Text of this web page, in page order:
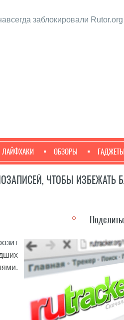
заблокировали
ЛАЙФХАКИ ОБЗОРЫ ГАДЖЕТЫ
ЧТОБЫ ИЗБЕЖАТЬ